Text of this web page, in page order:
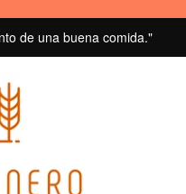
de una buena comida."